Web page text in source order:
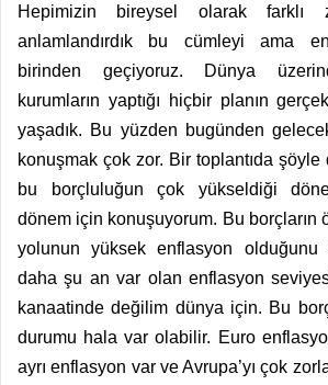
Hepimizin bireysel olarak farklı
anlamlandırdık bu cümleyi ama
birinden geçiyoruz. Dünya
kurumların yaptığı hiçbir planın
yaşadık. Bu yüzden bugünden
konuşmak çok zor. Bir toplantıda
bu borçluluğun çok yükseldiği
dönem için konuşuyorum. Bu borçların
yolunun yüksek enflasyon olduğunu
daha şu an var olan enflasyon
kanaatinde değilim dünya için. Bu
durumu hala var olabilir. Euro
ayrı enflasyon var ve Avrupa’yı çok